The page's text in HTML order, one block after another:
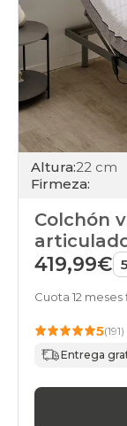
Altura:22 cm
Firmeza:
Colchón
419,99€
Cuota 12
5(191)
Entrega